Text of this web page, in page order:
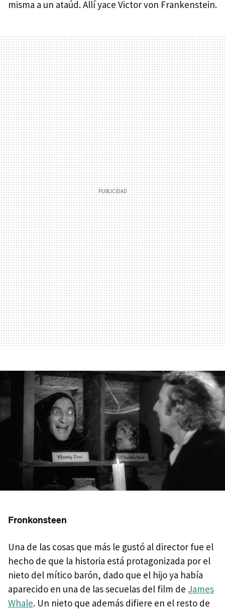
misma a un ataúd. Allí yace Victor von Frankenstein.
Fronkonsteen
Una de las cosas que más le gustó al director fue el
hecho de que la historia está protagonizada por el
nieto del mítico barón, dado que el hijo ya había
aparecido en una de las secuelas del film de James
Whale. Un nieto que además difiere en el resto de